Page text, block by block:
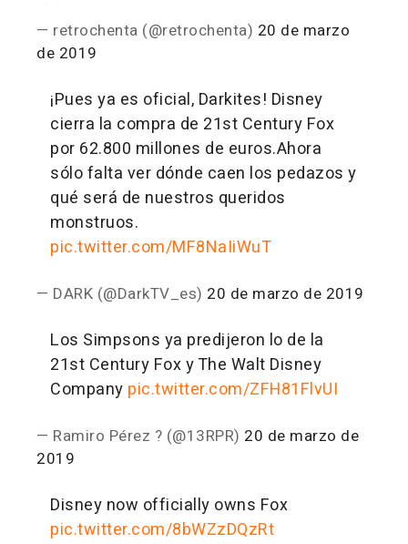
— retrochenta (@retrochenta) 20 de marzo
de 2019
¡Pues ya es oficial, Darkites! Disney
cierra la compra de 21st Century Fox
por 62.800 millones de euros.Ahora
sólo falta ver dónde caen los pedazos y
qué será de nuestros queridos
monstruos.
pic.twitter.com/MF8NaIiWuT
— DARK (@DarkTV_es) 20 de marzo de 2019
Los Simpsons ya predijeron lo de la
21st Century Fox y The Walt Disney
Company pic.twitter.com/ZFH81FlvUI
— Ramiro Pérez ? (@13RPR) 20 de marzo de
2019
Disney now officially owns Fox
pic.twitter.com/8bWZzDQzRt